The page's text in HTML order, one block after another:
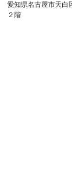
愛知県名古屋市天白
２階